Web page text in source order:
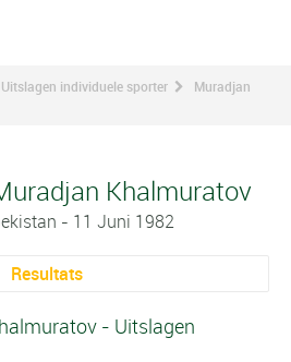
Uitslagen individuele sporter
Muradjan
Khalmuratov
- 11 Juni 1982
Resultats
- Uitslagen